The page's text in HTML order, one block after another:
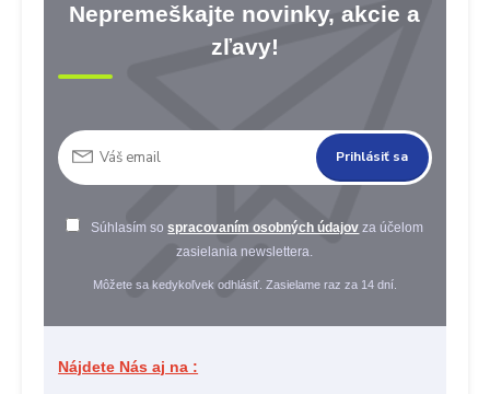
Nepremeškajte novinky, akcie a
zľavy!
Prihlásiť sa
Súhlasím sospracovaním osobných údajov za účelom
zasielania newslettera.
Môžete sa kedykoľvek odhlásiť. Zasielame raz za 14 dní.
Nájdete Nás aj na :